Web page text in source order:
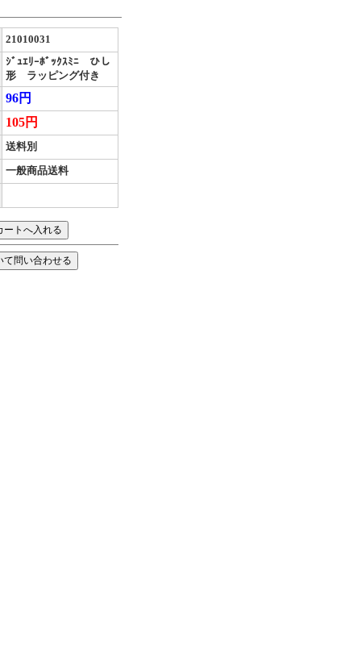
21010031
ｼﾞｭｴﾘｰﾎﾞｯｸｽﾐﾆ ひし
形 ラッピング付き
96円
105円
送料別
一般商品送料